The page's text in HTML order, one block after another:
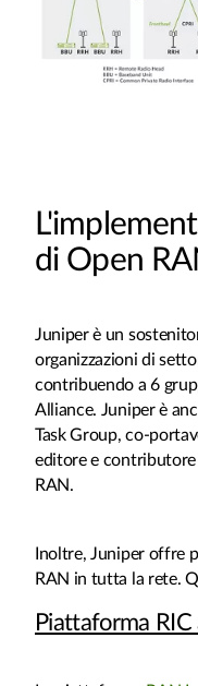
di Open
Juniper è un
organizzazioni di
contribuendo a 6
Alliance. Juniper è
Task Group, co-
editore e
RAN.
Inoltre, Juniper offre
RAN in tutta la rete.
Piattaforma